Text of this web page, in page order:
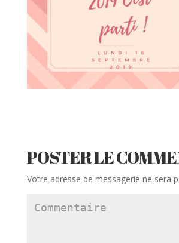
POSTER LE
Votre adresse de messagerie ne sera